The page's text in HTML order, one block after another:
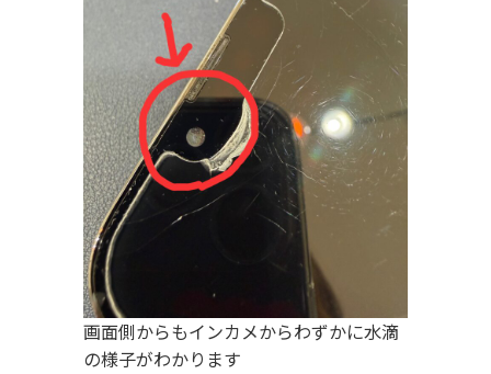
画面側からもインカメからわずかに水滴
の様子がわかります